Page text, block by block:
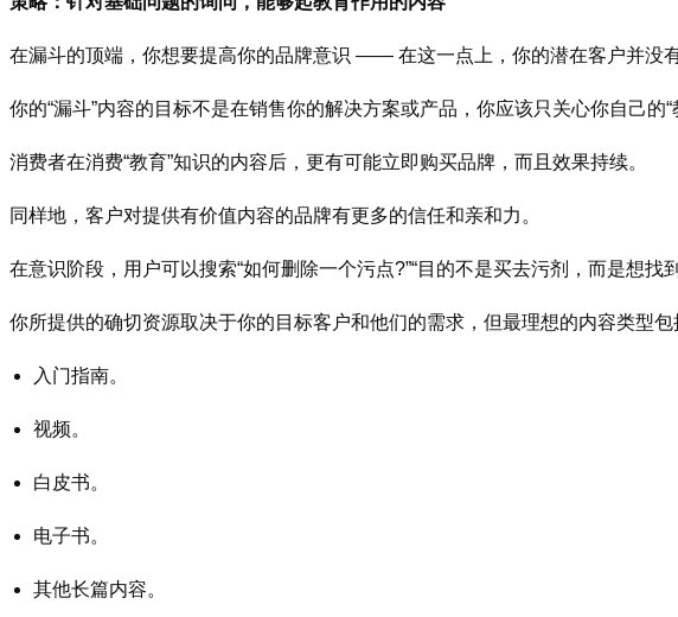
在漏斗的顶端，你想要提高你的品牌意识 —— 在这一点上，你的潜在客户并没
你的“漏斗”内容的目标不是在销售你的解决方案或产品，你应该只关心你自己
消费者在消费“教育”知识的内容后，更有可能立即购买品牌，而且效果持续。
同样地，客户对提供有价值内容的品牌有更多的信任和亲和力。
在意识阶段，用户可以搜索“如何删除一个污点?”“目的不是买去污剂，而是想找
你所提供的确切资源取决于你的目标客户和他们的需求，但最理想的内容类型包
入门指南。
视频。
白皮书。
电子书。
其他长篇内容。